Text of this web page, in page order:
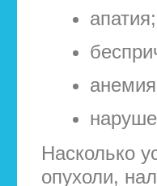
апатия;
Насколько
опухоли,